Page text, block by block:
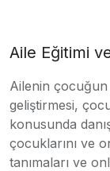
Aile Eğitimi
Ailenin
geliştirmesi,
konusunda
çocuklarını ve
tanımaları ve